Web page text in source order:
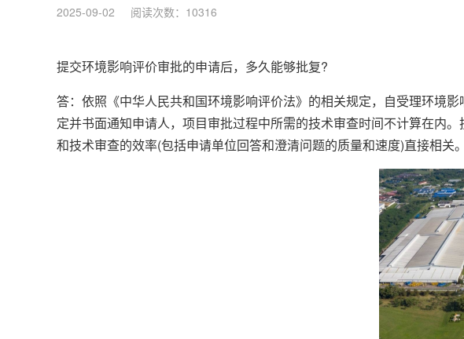
2025-09-02 阅读次数： 10316
提交环境影响评价审批的申请后，多久能够批复?
答：依照《中华人民共和国环境影响评价法》的相关规定，自受理环境
定并书面通知申请人，项目审批过程中所需的技术审查时间不计算在内
和技术审查的效率(包括申请单位回答和澄清问题的质量和速度)直接相关